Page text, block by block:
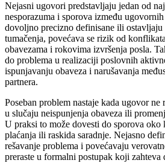
Nejasni ugovori predstavljaju jedan od
nesporazuma i sporova između
dovoljno precizno definisane ili ostavljaju
tumačenja, povećava se rizik od
obavezama i rokovima izvršenja posla.
do problema u realizaciji poslovnih
ispunjavanju obaveza i narušavanja
partnera.
Poseban problem nastaje kada ugovor
u slučaju neispunjenja obaveza ili
U praksi to može dovesti do sporova oko
plaćanja ili raskida saradnje. Nejasno
rešavanje problema i povećavaju
preraste u formalni postupak koji zahteva